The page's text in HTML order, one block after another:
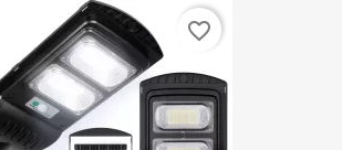
favorite_border